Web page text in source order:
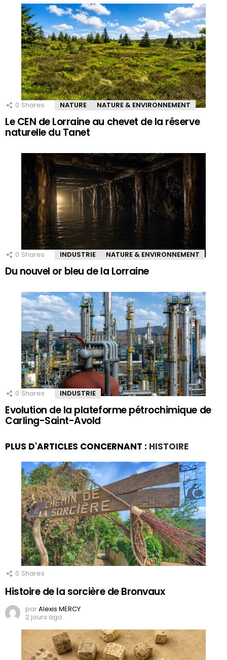
0 Shares NATURE NATURE & ENVIRONNEMENT
Le CEN de Lorraine au chevet de la réserve
naturelle du Tanet
0 Shares INDUSTRIE NATURE & ENVIRONNEMENT
Du nouvel or bleu de la Lorraine
0 Shares INDUSTRIE
Evolution de la plateforme pétrochimique de
Carling-Saint-Avold
PLUS D'ARTICLES CONCERNANT : HISTOIRE
0 Shares
Histoire de la sorcière de Bronvaux
parAlexis MERCY
2 jours ago